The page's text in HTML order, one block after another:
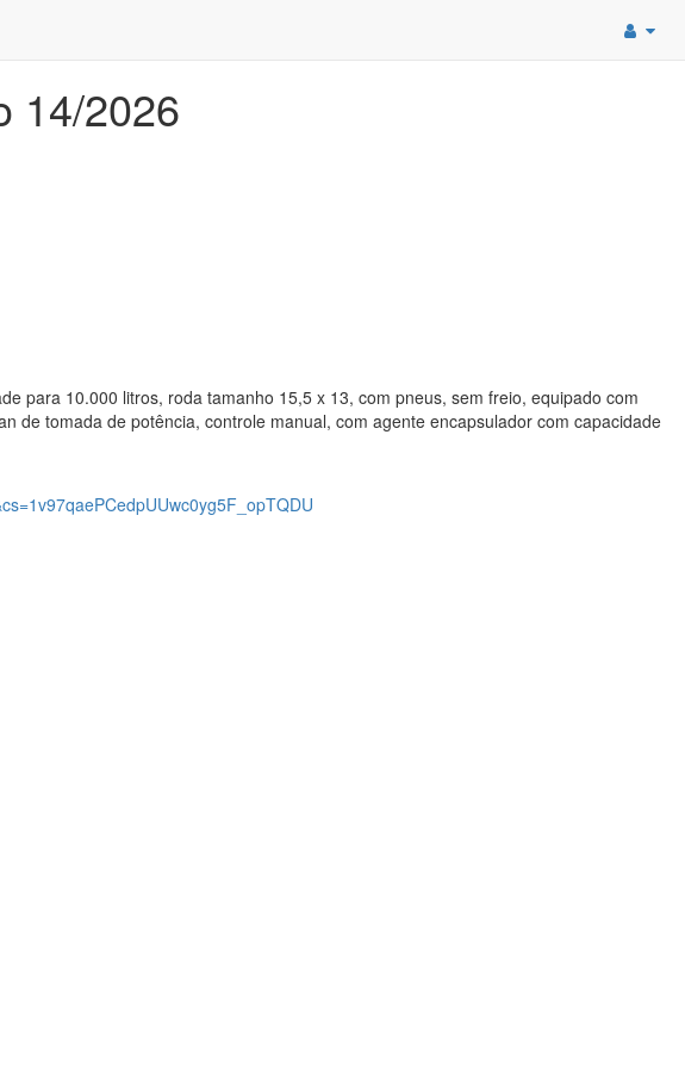
14/2026
para 10.000 litros, roda tamanho 15,5 x 13, com pneus, sem freio, equipado com
de tomada de potência, controle manual, com agente encapsulador com capacidade